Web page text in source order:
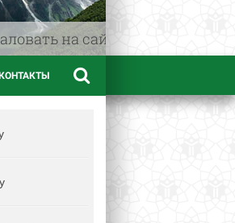
на сайт www.afif.tj -